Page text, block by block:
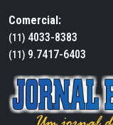
Comercial:
(11) 4033-8383
(11) 9.7417-6403